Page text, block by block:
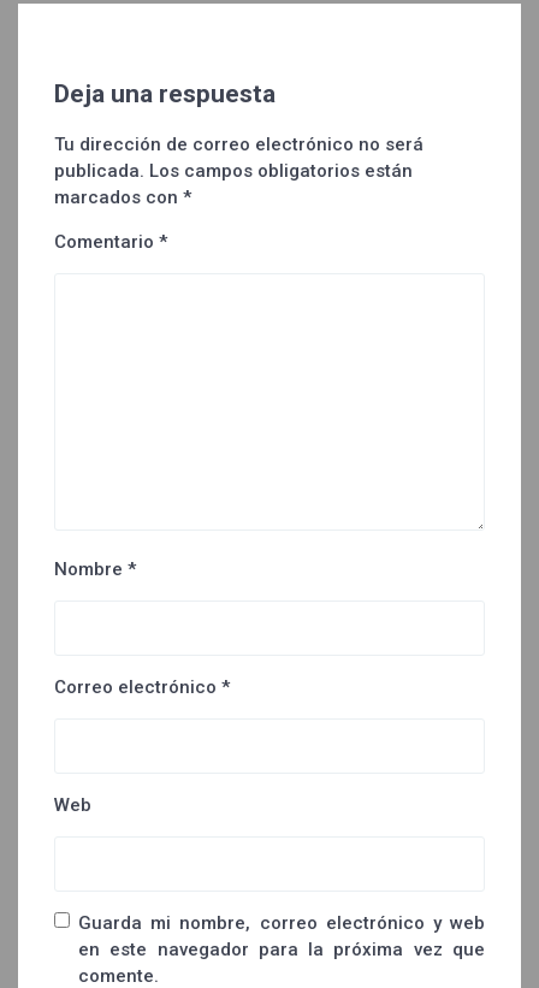
Deja una respuesta
Tu dirección de correo electrónico no será
publicada. Los campos obligatorios están
marcados con *
Comentario *
Nombre *
Correo electrónico *
Web
Guarda mi nombre, correo electrónico y web
en este navegador para la próxima vez que
comente.